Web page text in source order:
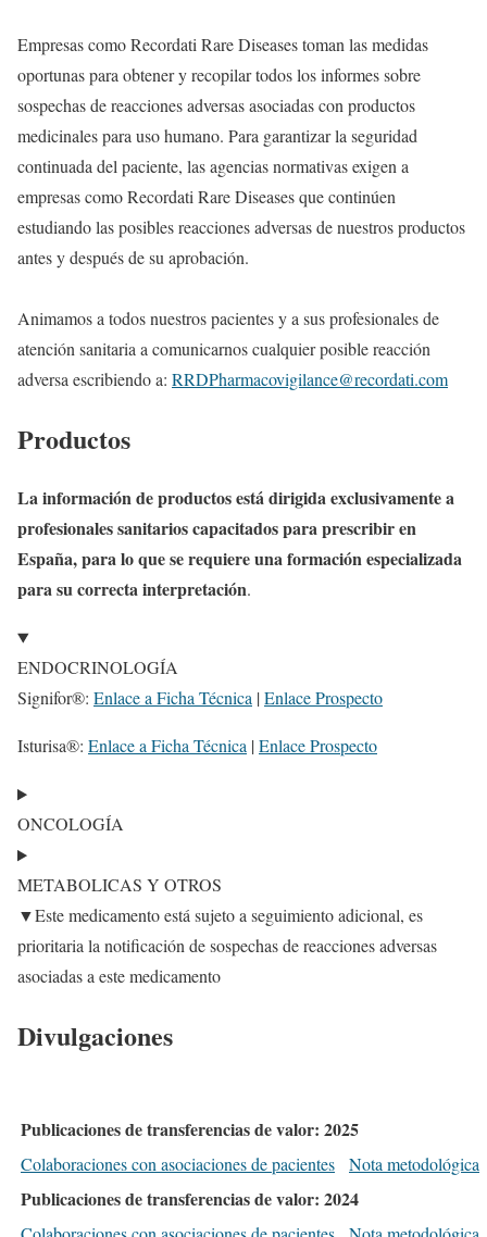
Empresas como Recordati Rare Diseases toman las medidas
oportunas para obtener y recopilar todos los informes sobre
sospechas de reacciones adversas asociadas con productos
medicinales para uso humano. Para garantizar la seguridad
continuada del paciente, las agencias normativas exigen a
empresas como Recordati Rare Diseases que continúen
estudiando las posibles reacciones adversas de nuestros productos
antes y después de su aprobación.
Animamos a todos nuestros pacientes y a sus profesionales de
atención sanitaria a comunicarnos cualquier posible reacción
adversa escribiendo a: RRDPharmacovigilance@recordati.com
Productos
La información de productos está dirigida exclusivamente a
profesionales sanitarios capacitados para prescribir en
España, para lo que se requiere una formación especializada
para su correcta interpretación.
ENDOCRINOLOGÍA
Signifor®: Enlace a Ficha Técnica |Enlace Prospecto
Isturisa®: Enlace a Ficha Técnica |Enlace Prospecto
ONCOLOGÍA
METABOLICAS Y OTROS
▼Este medicamento está sujeto a seguimiento adicional, es
prioritaria la notificación de sospechas de reacciones adversas
asociadas a este medicamento
Divulgaciones
Publicaciones de transferencias de valor: 2025
Colaboraciones con asociaciones de pacientes Nota metodológica
Publicaciones de transferencias de valor: 2024